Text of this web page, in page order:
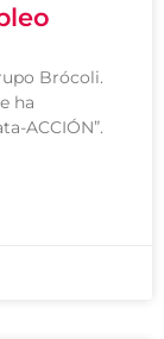
Brócoli.
ha
ACCIÓN”.